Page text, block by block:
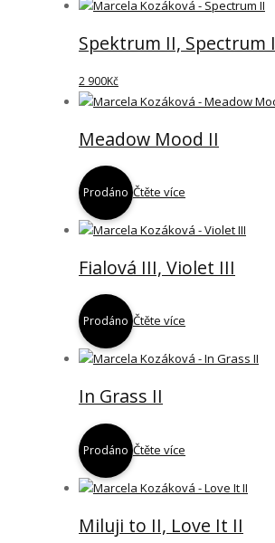
Spektrum II, Spectrum
2 900Kč
Meadow Mood II
Prodáno Čtěte více
Fialová III, Violet III
Prodáno Čtěte více
In Grass II
Prodáno Čtěte více
Miluji to II, Love It II